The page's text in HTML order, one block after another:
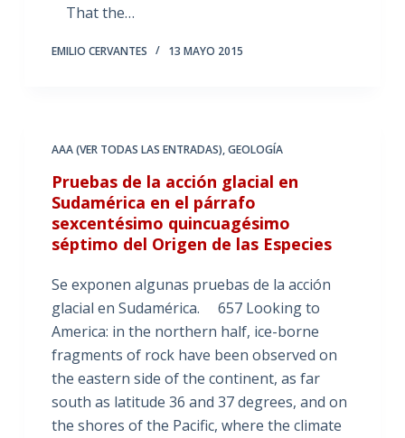
That the…
EMILIO CERVANTES 13 MAYO 2015
AAA (VER TODAS LAS ENTRADAS),GEOLOGÍA
Pruebas de la acción glacial en
Sudamérica en el párrafo
sexcentésimo quincuagésimo
séptimo del Origen de las Especies
Se exponen algunas pruebas de la acción
glacial en Sudamérica. 657 Looking to
America: in the northern half, ice-borne
fragments of rock have been observed on
the eastern side of the continent, as far
south as latitude 36 and 37 degrees, and on
the shores of the Pacific, where the climate